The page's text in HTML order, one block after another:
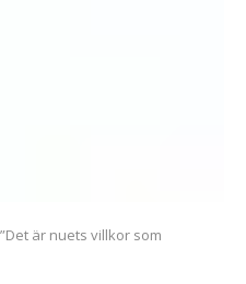
”Det är nuets villkor som